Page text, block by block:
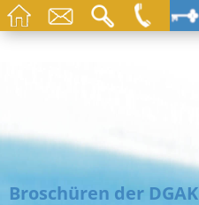
Broschüren der DGAK